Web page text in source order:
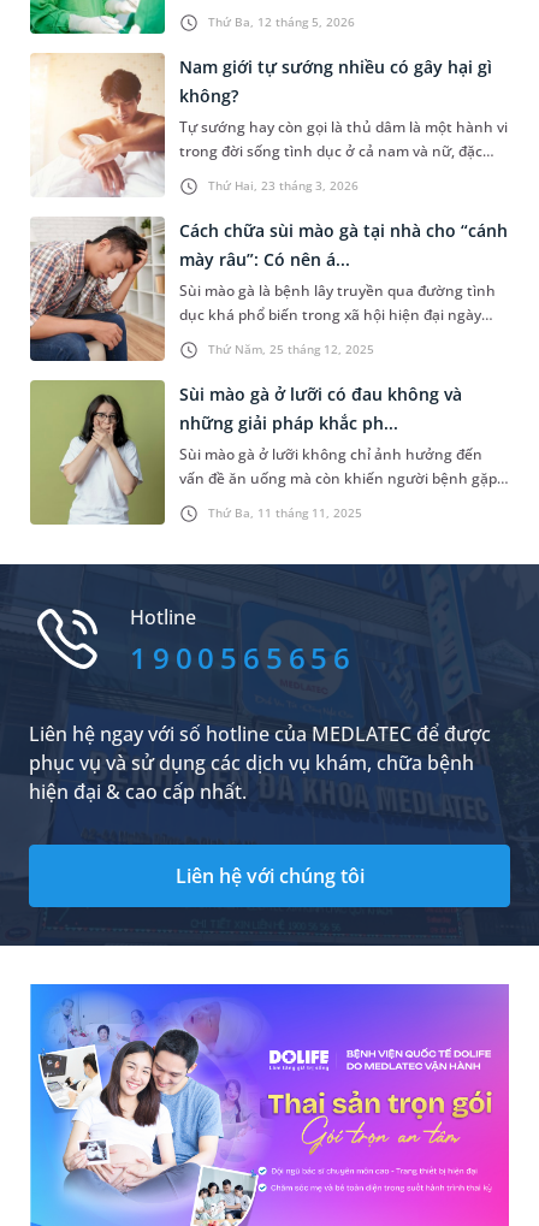
Thứ Ba, 12 tháng 5, 2026
quy đầu. Không chỉ quan tâm đến chi phí điều
trị, nhiều nam giới còn có chung một thắc mắc
là “cắt bao quy đầu có đau không”. Dưới đây là
câu trả lời cụ thể và một số lưu ý dành cho nam
giới.
Thứ Hai, 23 tháng 3, 2026
Nam giới tự sướng nhiều có gây hại gì
không?
Tự sướng hay còn gọi là thủ dâm là một hành vi
trong đời sống tình dục ở cả nam và nữ, đặc
biệt là nam giới. Hành vi này là cách giúp “cánh
mày râu” thỏa mãn nhu cầu sinh lý. Vậy thực
hiện hoạt động này quá nhiều có gây hại gì
không? Bài viết dưới đây sẽ giải thích rõ hơn
cho bạn.
Thứ Năm, 25 tháng 12, 2025
Cách chữa sùi mào gà tại nhà cho “cánh
mày râu”: Có nên á...
Sùi mào gà là bệnh lây truyền qua đường tình
dục khá phổ biến trong xã hội hiện đại ngày
nay. Bài viết dưới đây sẽ giúp bạn hiểu hơn về
sùi mào gà ở nam và những cách chữa sùi mào
gà tại nhà cho nam giới.
Thứ Ba, 11 tháng 11, 2025
Sùi mào gà ở lưỡi có đau không và
những giải pháp khắc ph...
Sùi mào gà ở lưỡi không chỉ ảnh hưởng đến
vấn đề ăn uống mà còn khiến người bệnh gặp
phải nhiều vấn đề về tâm lý, làm giảm chất
lượng sống. Bài viết dưới đây sẽ giúp bạn hiểu
mào gà ở lưỡi có đau không” và đưa ra một số
Hotline
1900565656
Liên hệ ngay với số hotline của MEDLATEC để được
phục vụ và sử dụng các dịch vụ khám, chữa bệnh
hiện đại & cao cấp nhất.
Liên hệ với chúng tôi